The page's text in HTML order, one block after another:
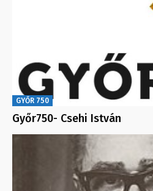
GYŐR 750
Győr750- Csehi István